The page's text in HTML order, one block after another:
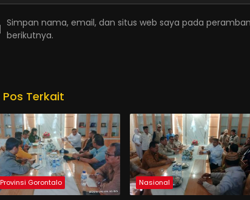
Simpan nama, email, dan situs web saya pada
berikutnya.
Pos Terkait
Provinsi Gorontalo Nasional